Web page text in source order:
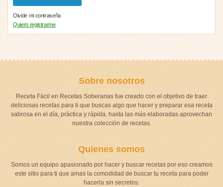
Olvide mi contraseña
Quiero registrarme
Sobre nosotros
Receta Fácil en Recetas Soberanas fue creado con el objetivo de traer
deliciosas recetas para ti que buscas algo que hacer y preparar esa receta
sabrosa en el día, práctica y rápida, hasta las más elaboradas aprovechan
nuestra colección de recetas.
Quienes somos
Somos un equipo apasionado por hacer y buscar recetas por eso creamos
este sitio para ti que amas la comodidad de buscar tu receta para poder
hacerla sin secretos.